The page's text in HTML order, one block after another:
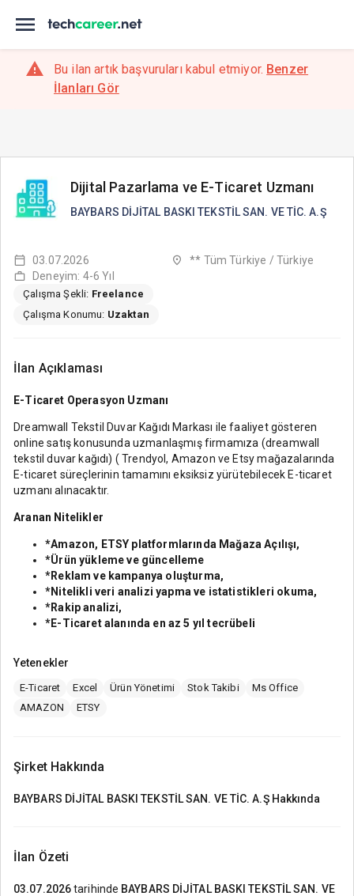
Bu ilan artık başvuruları kabul etmiyor. Benzer
İlanları Gör
Dijital Pazarlama ve E-Ticaret Uzmanı
BAYBARS DİJİTAL BASKI TEKSTİL SAN. VE TİC. A.Ş
03.07.2026
** Tüm Türkiye / Türkiye
Deneyim: 4-6 Yıl
Çalışma Şekli: Freelance
Çalışma Konumu: Uzaktan
İlan Açıklaması
E-Ticaret Operasyon Uzmanı
Dreamwall Tekstil Duvar Kağıdı Markası ile faaliyet gösteren
online satış konusunda uzmanlaşmış firmamıza (dreamwall
tekstil duvar kağıdı) ( Trendyol, Amazon ve Etsy mağazalarında
E-ticaret süreçlerinin tamamını eksiksiz yürütebilecek E-ticaret
uzmanı alınacaktır.
Aranan Nitelikler
*Amazon, ETSY platformlarında Mağaza Açılışı,
*Ürün yükleme ve güncelleme
*Reklam ve kampanya oluşturma,
*Nitelikli veri analizi yapma ve istatistikleri okuma,
*Rakip analizi,
*E-Ticaret alanında en az 5 yıl tecrübeli
Yetenekler
E-Ticaret Excel Ürün Yönetimi Stok Takibi
Ms Office
AMAZON
ETSY
Şirket Hakkında
BAYBARS DİJİTAL BASKI TEKSTİL SAN. VE TİC. A.ŞHakkında
İlan Özeti
03.07.2026tarihinde BAYBARS DİJİTAL BASKI TEKSTİL SAN. VE